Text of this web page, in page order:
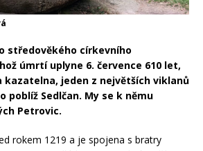
středověkého církevního
úmrtí uplyne 6. července 610 let,
kazatelna, jeden z největších viklanů
poblíž Sedlčan. My se k němu
Petrovic.
rokem 1219 a je spojena s bratry